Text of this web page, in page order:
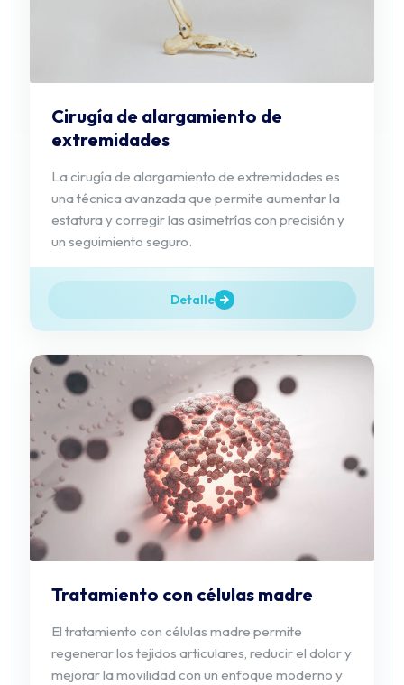
Cirugía de alargamiento de
extremidades
La cirugía de alargamiento de extremidades es
una técnica avanzada que permite aumentar la
estatura y corregir las asimetrías con precisión y
un seguimiento seguro.
Detalle
Tratamiento con células madre
El tratamiento con células madre permite
regenerar los tejidos articulares, reducir el dolor y
mejorar la movilidad con un enfoque moderno y